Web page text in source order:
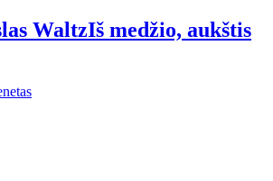
WaltzIš medžio, aukštis